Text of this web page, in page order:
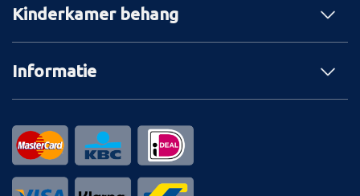
Kinderkamer behang
Informatie